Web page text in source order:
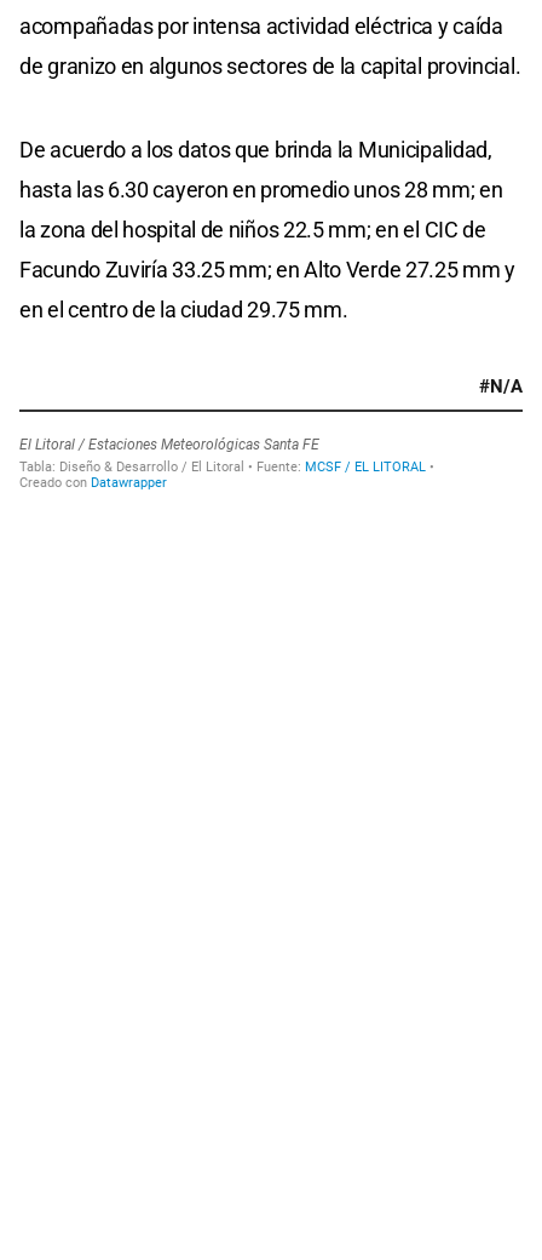
acompañadas por intensa actividad eléctrica y caída
de granizo en algunos sectores de la capital provincial.
De acuerdo a los datos que brinda la Municipalidad,
hasta las 6.30 cayeron en promedio unos 28 mm; en
la zona del hospital de niños 22.5 mm; en el CIC de
Facundo Zuviría 33.25 mm; en Alto Verde 27.25 mm y
en el centro de la ciudad 29.75 mm.